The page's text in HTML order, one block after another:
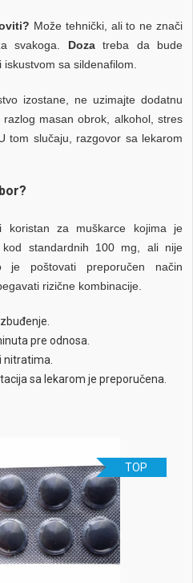
Može tehnički, ali to ne znači
svakoga. Dozatreba da bude
sa sildenafilom.
izostane, ne uzimajte dodatnu
masan obrok, alkohol, stres
tom slučaju, razgovor sa lekarom
koristan za muškarce kojima je
standardnih 100 mg, ali nije
je poštovati preporučen način
rizične kombinacije.
pre odnosa.
nitratima.
sa lekarom je preporučena.
TOP